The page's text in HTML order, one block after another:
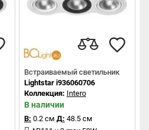
Встраиваемый светильник
Lightstar i936060706
Коллекция: Intero
В наличии
В: 0.2 см Д: 48.5 см